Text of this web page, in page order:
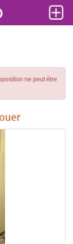
ne peut être